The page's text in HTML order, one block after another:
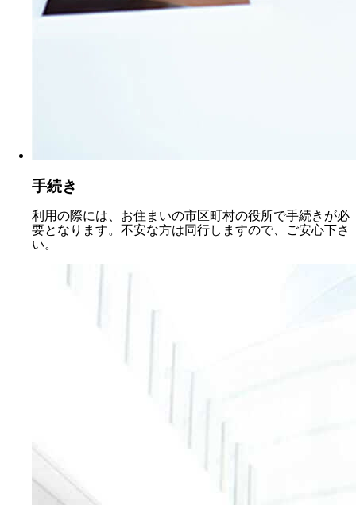
手続き
利用の際には、お住まいの市区町村の役所で手続きが必
要となります。不安な方は同行しますので、ご安心下さ
い。